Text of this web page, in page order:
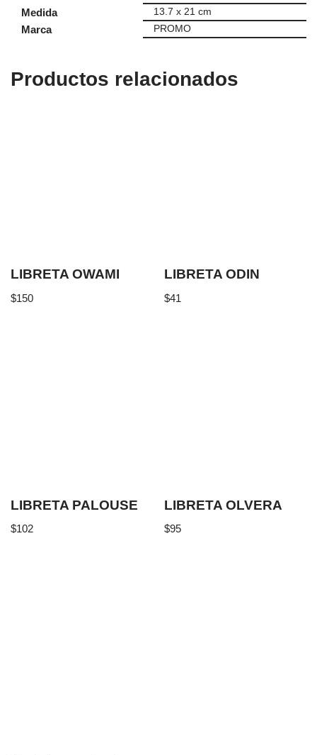
Medida
13.7 x 21 cm
Marca PROMO
Productos relacionados
LIBRETA OWAMI
$150
LIBRETA ODIN
$41
LIBRETA PALOUSE
$102
LIBRETA OLVERA
$95